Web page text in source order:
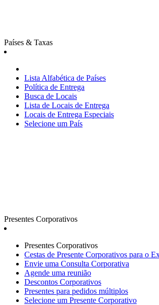
Países & Taxas
Lista Alfabética de Países
Política de Entrega
Busca de Locais
Lista de Locais de Entrega
Locais de Entrega Especiais
Selecione um País
Presentes Corporativos
Presentes Corporativos
Cestas de Presente Corporativos para o
Envie uma Consulta Corporativa
Agende uma reunião
Descontos Corporativos
Presentes para pedidos múltiplos
Selecione um Presente Corporativo